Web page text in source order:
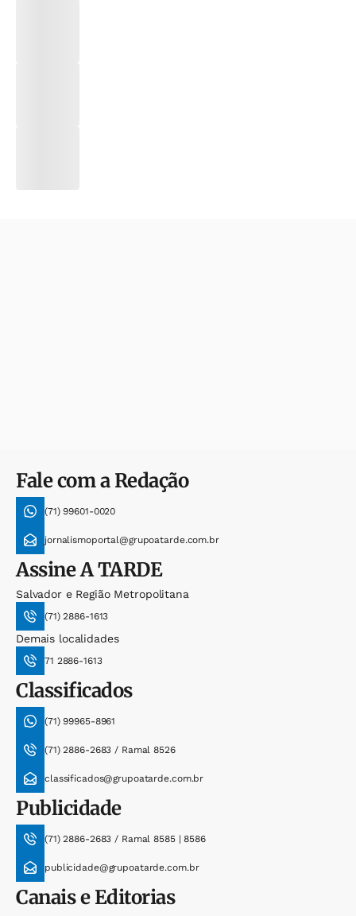
Fale com a Redação
(71) 99601-0020
jornalismoportal@grupoatarde.com.br
AssineA TARDE
Salvador e Região Metropolitana
(71) 2886-1613
Demais localidades
71 2886-1613
Classificados
(71) 99965-8961
(71) 2886-2683 / Ramal 8526
classificados@grupoatarde.com.br
Publicidade
(71) 2886-2683 / Ramal 8585 | 8586
publicidade@grupoatarde.com.br
Canais e Editorias